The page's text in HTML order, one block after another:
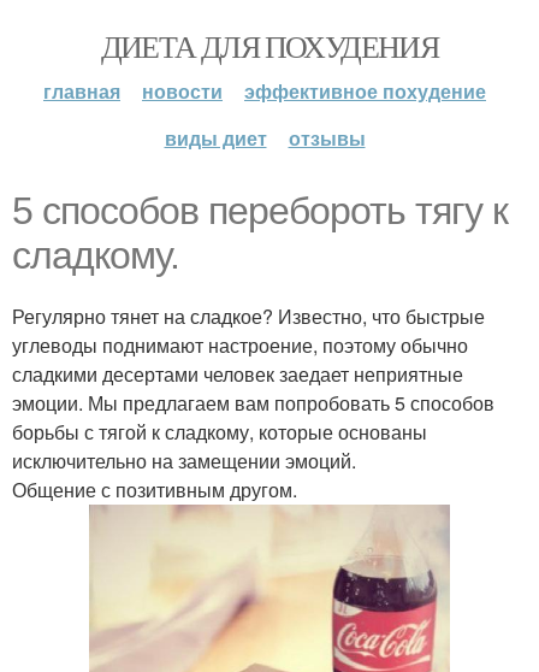
ДИЕТА ДЛЯ ПОХУДЕНИЯ
главная новости
эффективное похудение
виды диет
отзывы
5 способов перебороть тягу к
сладкому.
Регулярно тянет на сладкое? Известно, что быстрые
углеводы поднимают настроение, поэтому обычно
сладкими десертами человек заедает неприятные
эмоции. Мы предлагаем вам попробовать 5 способов
борьбы с тягой к сладкому, которые основаны
исключительно на замещении эмоций.
Общение с позитивным другом.